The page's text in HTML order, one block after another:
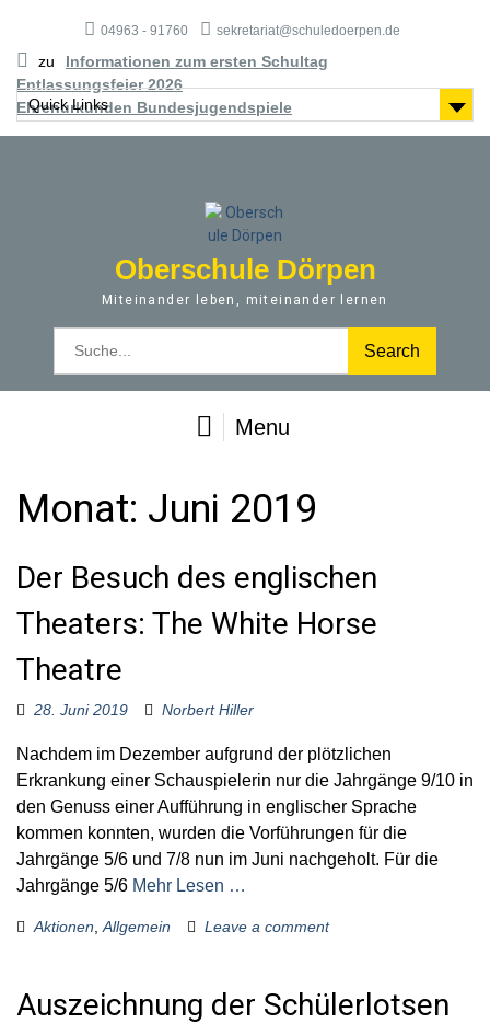
04963 - 91760 sekretariat@schuledoerpen.de
zu
Informationen zum ersten Schultag
Entlassungsfeier 2026
Ehrenurkunden Bundesjugendspiele
Quick Links
Oberschule Dörpen
Miteinander leben, miteinander lernen
o
r
Menu
Monat: Juni 2019
Der Besuch des englischen
Theaters: The White Horse
Theatre
28. Juni 2019 Norbert Hiller
Nachdem im Dezember aufgrund der plötzlichen
Erkrankung einer Schauspielerin nur die Jahrgänge 9/10 in
den Genuss einer Aufführung in englischer Sprache
kommen konnten, wurden die Vorführungen für die
Jahrgänge 5/6 und 7/8 nun im Juni nachgeholt. Für die
Jahrgänge 5/6 Mehr Lesen …
Aktionen Allgemein Leave a comment
Auszeichnung der Schülerlotsen